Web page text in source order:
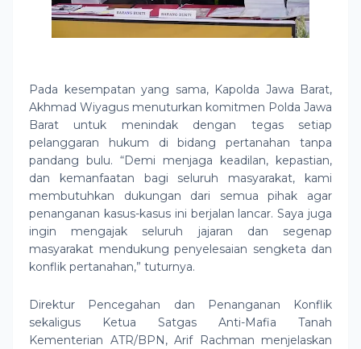
Pada kesempatan yang sama, Kapolda Jawa Barat,
Akhmad Wiyagus menuturkan komitmen Polda Jawa
Barat untuk menindak dengan tegas setiap
pelanggaran hukum di bidang pertanahan tanpa
pandang bulu. “Demi menjaga keadilan, kepastian,
dan kemanfaatan bagi seluruh masyarakat, kami
membutuhkan dukungan dari semua pihak agar
penanganan kasus-kasus ini berjalan lancar. Saya juga
ingin mengajak seluruh jajaran dan segenap
masyarakat mendukung penyelesaian sengketa dan
konflik pertanahan,” tuturnya.
Direktur Pencegahan dan Penanganan Konflik
sekaligus Ketua Satgas Anti-Mafia Tanah
Kementerian ATR/BPN, Arif Rachman menjelaskan